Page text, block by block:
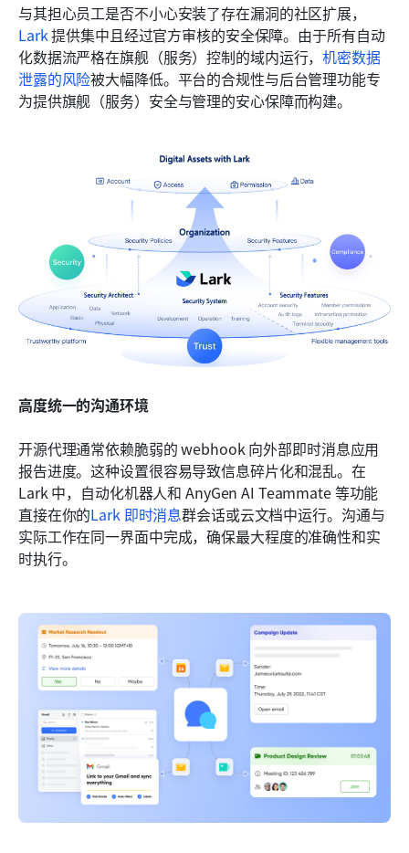
与其担心员工是否不小心安装了存在漏洞的社区扩展，
Lark 提供集中且经过官方审核的安全保障。由于所有自动
化数据流严格在旗舰（服务）控制的域内运行，机密数据
泄露的风险被大幅降低。平台的合规性与后台管理功能专
为提供旗舰（服务）安全与管理的安心保障而构建。
高度统一的沟通环境
开源代理通常依赖脆弱的 webhook 向外部即时消息应用
报告进度。这种设置很容易导致信息碎片化和混乱。在
Lark 中，自动化机器人和 AnyGen AI Teammate 等功能
直接在你的Lark 即时消息群会话或云文档中运行。沟通与
实际工作在同一界面中完成，确保最大程度的准确性和实
时执行。